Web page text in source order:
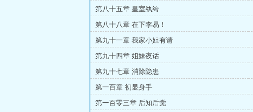
第八十五章 皇室纨绔
第八十八章 在下李易！
第九十一章 我家小姐有请
第九十四章 姐妹夜话
第九十七章 消除隐患
第一百章 初显身手
第一百零三章 后知后觉